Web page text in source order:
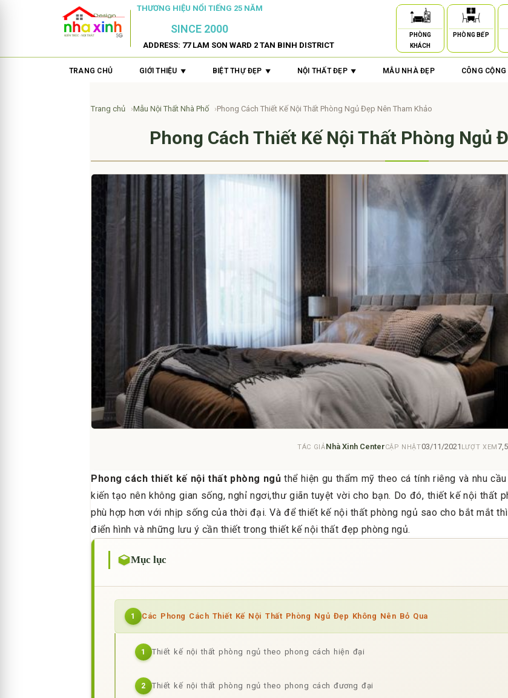
THƯƠNG HIỆU NỔI TIẾNG 25 NĂM
SINCE 2000
ADDRESS: 77 LAM SON WARD 2 TAN BINH DISTRICT
PHÒNG
KHÁCH
PHÒNG BẾP
TRANG CHỦ GIỚI THIỆU BIỆT THỰ ĐẸP NỘI THẤT ĐẸP MẪU NHÀ ĐẸP CÔNG CỘNG
Trang chủ Mẫu Nội Thất Nhà Phố Phong Cách Thiết Kế Nội Thất Phòng Ngủ Đẹp Nên Tham Khảo
Phong Cách Thiết Kế Nội Thất Phòng Ngủ
TÁC GIẢNhà Xinh CenterCẬP NHẬT03/11/2021 LƯỢT XEM
Phong cách thiết kế nội thất phòng ngủ thể hiện gu thẩm mỹ theo cá tính riêng và nhu
kiến tạo nên không gian sống, nghỉ ngơi,thư giãn tuyệt vời cho bạn. Do đó, thiết kế nội thất
phù hợp hơn với nhịp sống của thời đại. Và để thiết kế nội thất phòng ngủ sao cho bắt mắt
điển hình và những lưu ý cần thiết trong thiết kế nội thất đẹp phòng ngủ.
Mục lục
1 Các Phong Cách Thiết Kế Nội Thất Phòng Ngủ Đẹp Không Nên Bỏ Qua
1 Thiết kế nội thất phòng ngủ theo phong cách hiện đại
2 Thiết kế nội thất phòng ngủ theo phong cách đương đại